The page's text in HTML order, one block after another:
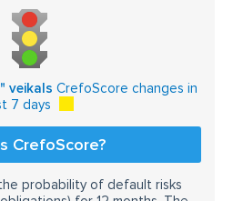
veikals CrefoScore changes in
7 days
CrefoScore?
probability of default risks